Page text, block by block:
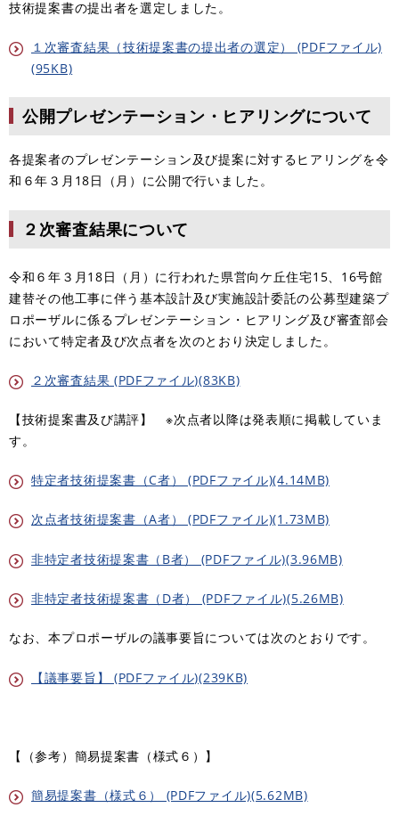
技術提案書の提出者を選定しました。
１次審査結果（技術提案書の提出者の選定） (PDFファイル)
(95KB)
公開プレゼンテーション・ヒアリングについて
各提案者のプレゼンテーション及び提案に対するヒアリングを令
和６年３月18日（月）に公開で行いました。
２次審査結果について
令和６年３月18日（月）に行われた県営向ケ丘住宅15、16号館
建替その他工事に伴う基本設計及び実施設計委託の公募型建築プ
ロポーザルに係るプレゼンテーション・ヒアリング及び審査部会
において特定者及び次点者を次のとおり決定しました。
２次審査結果 (PDFファイル)(83KB)
【技術提案書及び講評】 ※次点者以降は発表順に掲載していま
す。
特定者技術提案書（C者） (PDFファイル)(4.14MB)
次点者技術提案書（A者） (PDFファイル)(1.73MB)
非特定者技術提案書（B者） (PDFファイル)(3.96MB)
非特定者技術提案書（D者） (PDFファイル)(5.26MB)
なお、本プロポーザルの議事要旨については次のとおりです。
【議事要旨】 (PDFファイル)(239KB)
【（参考）簡易提案書（様式６）】
簡易提案書（様式６） (PDFファイル)(5.62MB)